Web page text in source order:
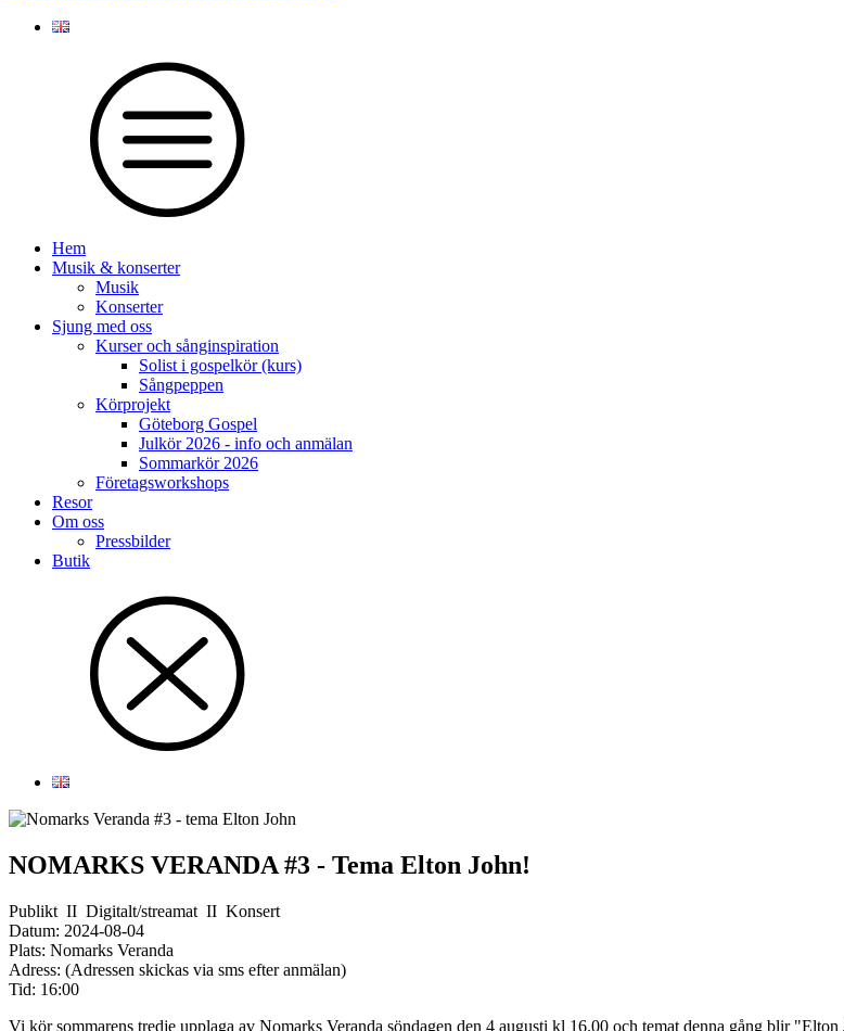
Hem
Musik & konserter
Musik
Konserter
Sjung med oss
Kurser och sånginspiration
Solist i gospelkör (kurs)
Sångpeppen
Körprojekt
Göteborg Gospel
Julkör 2026 - info och anmälan
Sommarkör 2026
Företagsworkshops
Resor
Om oss
Pressbilder
Butik
NOMARKS VERANDA #3 - Tema Elton John!
Publikt II Digitalt/streamat II Konsert
Datum: 2024-08-04
Plats: Nomarks Veranda
Adress: (Adressen skickas via sms efter anmälan)
Tid: 16:00
Vi kör sommarens tredje upplaga av Nomarks Veranda söndagen den 4 augusti kl 16.00 och temat denna gång blir